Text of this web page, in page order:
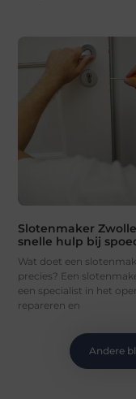
Slotenmaker
snelle hulp bij
Wat doet een
precies? Een
een specialist in het
repareren en
Andere